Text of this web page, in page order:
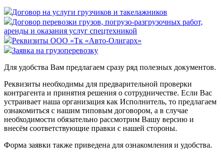
Договор на услуги грузчиков и такелажников
Договор перевозки грузов, погрузо-разгрузочных работ,
аренды и оказания услуг спецтехникой
Реквизиты ООО «Тк «Авто-Олигарх»
Заявка на грузоперевозку
Для удобства Вам предлагаем сразу ряд полезных документов.
Реквизиты необходимы для предварительной проверки
контрагента и принятия решения о сотрудничестве. Если Вас
устраивает наша организация как Исполнитель, то предлагаем
ознакомиться с нашим типовым договором, а в случае
необходимости обязательно рассмотрим Вашу версию и
внесём соответствующие правки с нашей стороны.
Форма заявки также приведена для ознакомления и удобства.